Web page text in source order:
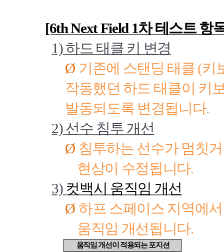
[6th Next Field 1차 테스트 항
1)하드 태클 키 변경
Ø 기존에 스탠딩 태클 (키
작동했던 하드 태클이 키
발동되도록 변경됩니다.
2)선수 침투 개선
Ø 침투하는 선수가 멈칫
현상이 수정됩니다.
3) 컷백시 움직임 개선
Ø 하프 스페이스 지역에
움직임 개선됩니다.
움직임 개선이 적용되는 포지션